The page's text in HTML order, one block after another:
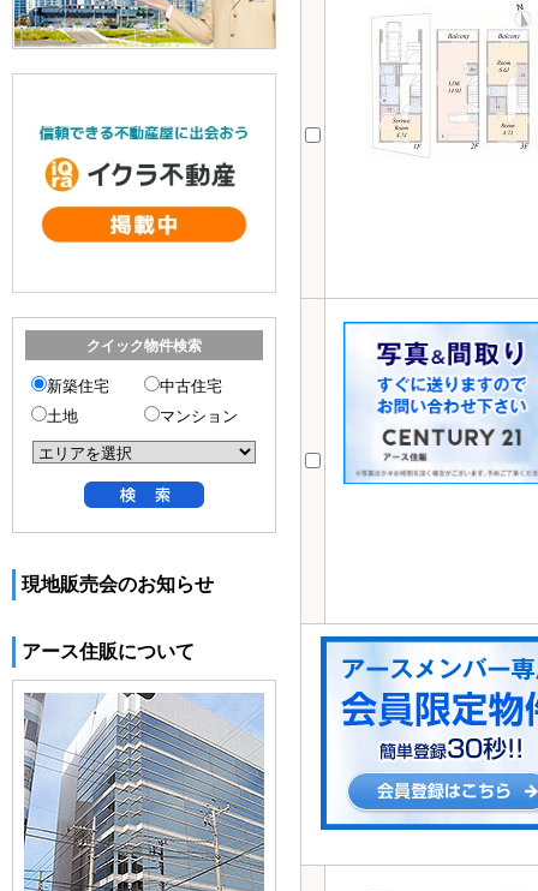
クイック物件検索
新築住宅
中古住宅
土地
マンション
現地販売会のお知らせ
アース住販について